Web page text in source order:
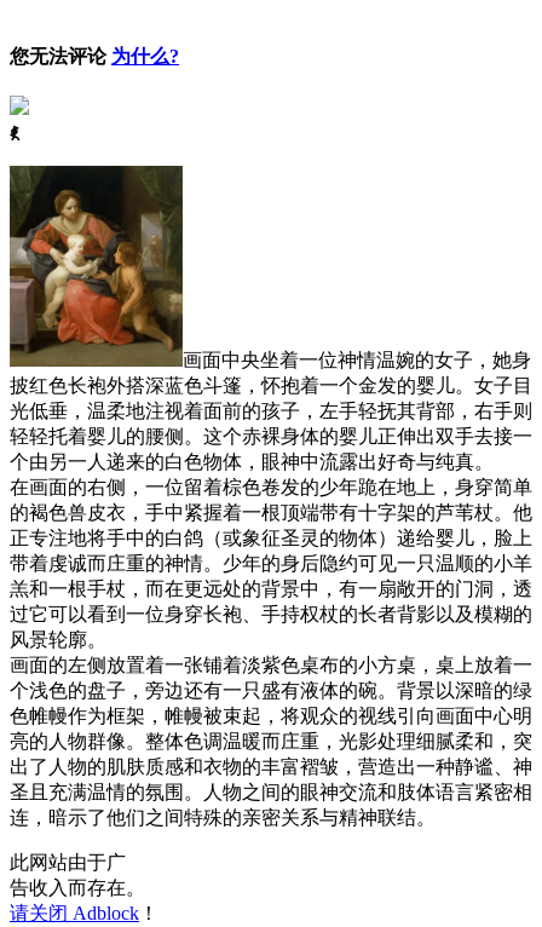
您无法评论 为什么?
ꈅ
画面中央坐着一位神情温婉的女子，她身
披红色长袍外搭深蓝色斗篷，怀抱着一个金发的婴儿。女子目
光低垂，温柔地注视着面前的孩子，左手轻抚其背部，右手则
轻轻托着婴儿的腰侧。这个赤裸身体的婴儿正伸出双手去接一
个由另一人递来的白色物体，眼神中流露出好奇与纯真。
在画面的右侧，一位留着棕色卷发的少年跪在地上，身穿简单
的褐色兽皮衣，手中紧握着一根顶端带有十字架的芦苇杖。他
正专注地将手中的白鸽（或象征圣灵的物体）递给婴儿，脸上
带着虔诚而庄重的神情。少年的身后隐约可见一只温顺的小羊
羔和一根手杖，而在更远处的背景中，有一扇敞开的门洞，透
过它可以看到一位身穿长袍、手持权杖的长者背影以及模糊的
风景轮廓。
画面的左侧放置着一张铺着淡紫色桌布的小方桌，桌上放着一
个浅色的盘子，旁边还有一只盛有液体的碗。背景以深暗的绿
色帷幔作为框架，帷幔被束起，将观众的视线引向画面中心明
亮的人物群像。整体色调温暖而庄重，光影处理细腻柔和，突
出了人物的肌肤质感和衣物的丰富褶皱，营造出一种静谧、神
圣且充满温情的氛围。人物之间的眼神交流和肢体语言紧密相
连，暗示了他们之间特殊的亲密关系与精神联结。
此网站由于广
告收入而存在。
请关闭 Adblock ！